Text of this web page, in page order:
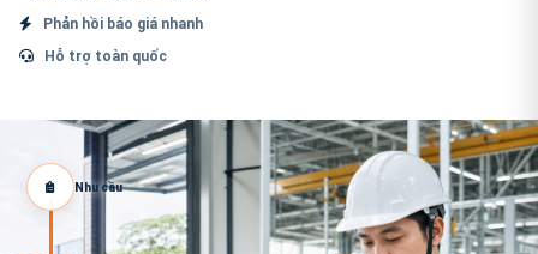
Phản hồi báo giá nhanh
Hỗ trợ toàn quốc
Nhu cầu